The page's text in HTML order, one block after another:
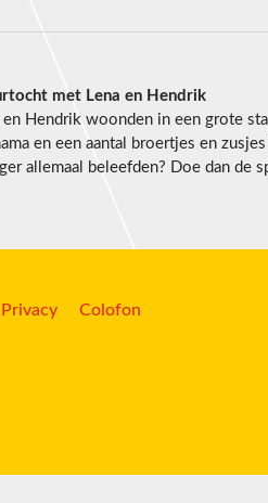
met Lena en Hendrik
en Hendrik woonden in een grote
en een aantal broertjes en
allemaal beleefden? Doe dan de
Privacy Colofon